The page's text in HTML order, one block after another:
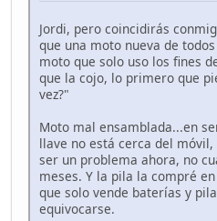
Jordi, pero coincidirás
que una moto nueva de
moto que solo uso los fines
que la cojo, lo primero que
vez?"
Moto mal ensamblada...en
llave no está cerca del móvil,
ser un problema ahora, no
meses. Y la pila la compré
que solo vende baterías y
equivocarse.